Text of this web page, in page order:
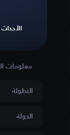
الأحداث
البطولة
الجولة